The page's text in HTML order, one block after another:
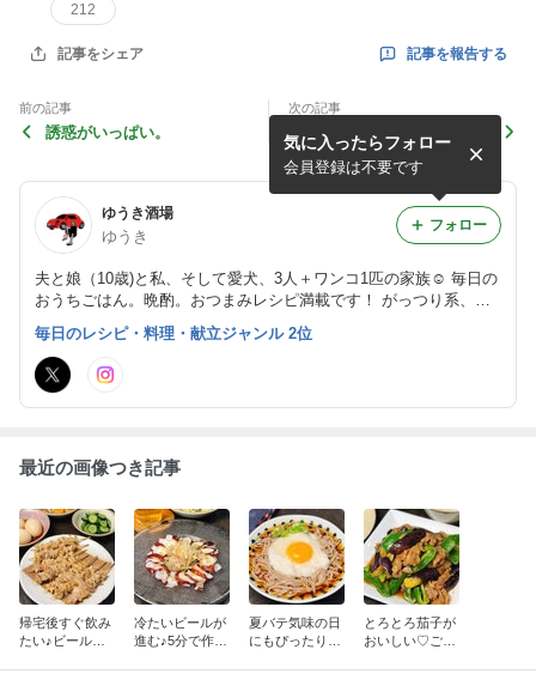
212
記事をシェア 記事を報告する
前の記事
誘惑がいっぱい。
次の記事
腹ペコ娘の休日オムライス
と、寒い日にありがたい、冬
の大活躍アイテム！
ゆうき酒場
ゆうき
夫と娘（10歳)と私、そして愛犬、3人＋ワンコ1匹の家族☺︎ 毎日の
おうちごはん。晩酌。おつまみレシピ満載です！ がっつり系、お
肉おかず、 麺レシピも充実しています。
気に入ったらフォロー
会員登録は不要です
フォロー
毎日のレシピ・料理・献立ジャンル 2位
最近の画像つき記事
帰宅後すぐ飲み
たい♪ビールが
冷たいビールが
進む♪5分で作れ
夏バテ気味の日
にもぴったり♪
とろとろ茄子が
おいしい♡ごは